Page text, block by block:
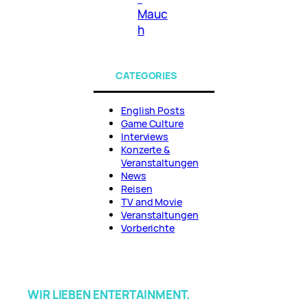
Mauc
h
CATEGORIES
English Posts
Game Culture
Interviews
Konzerte &
Veranstaltungen
News
Reisen
TV and Movie
Veranstaltungen
Vorberichte
WIR LIEBEN ENTERTAINMENT.